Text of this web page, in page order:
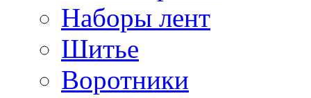
Наборы лент
Шитье
Воротники